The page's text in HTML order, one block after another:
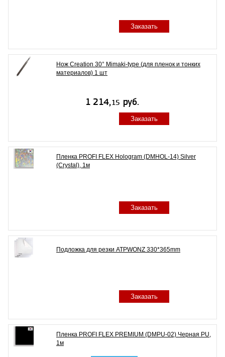
Заказать
Нож Creation 30° Mimaki-type (для пленок и тонких
материалов) 1 шт
Заказать
Пленка PROFI FLEX Hologram (DMHOL-14) Silver
(Crystal), 1м
Заказать
Подложка для резки ATPWONZ 330*365mm
Заказать
Пленка PROFI FLEX PREMIUM (DMPU-02) Черная PU,
1м